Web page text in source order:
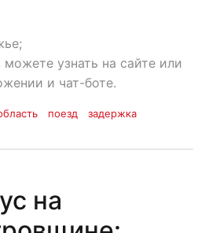
узнать на сайте или
и чат-боте.
поезд задержка
на